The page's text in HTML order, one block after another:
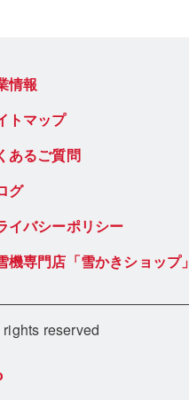
情報
トマップ
あるご質問
グ
イバシーポリシー
機専門店「雪かきショップ」
reserved